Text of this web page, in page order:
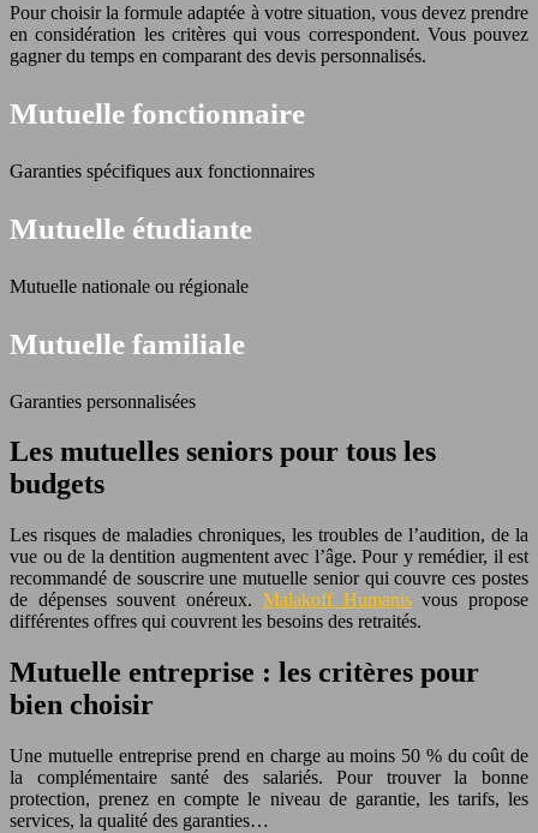
Pour choisir la formule adaptée à votre situation, vous devez prendre
en considération les critères qui vous correspondent. Vous pouvez
gagner du temps en comparant des devis personnalisés.
Mutuelle fonctionnaire
Garanties spécifiques aux fonctionnaires
Mutuelle étudiante
Mutuelle nationale ou régionale
Mutuelle familiale
Garanties personnalisées
Les mutuelles seniors pour tous les
budgets
Les risques de maladies chroniques, les troubles de l’audition, de la
vue ou de la dentition augmentent avec l’âge. Pour y remédier, il est
recommandé de souscrire une mutuelle senior qui couvre ces postes
de dépenses souvent onéreux. Malakoff Humanisvous propose
différentes offres qui couvrent les besoins des retraités.
Mutuelle entreprise : les critères pour
bien choisir
Une mutuelle entreprise prend en charge au moins 50 % du coût de
la complémentaire santé des salariés. Pour trouver la bonne
protection, prenez en compte le niveau de garantie, les tarifs, les
services, la qualité des garanties…